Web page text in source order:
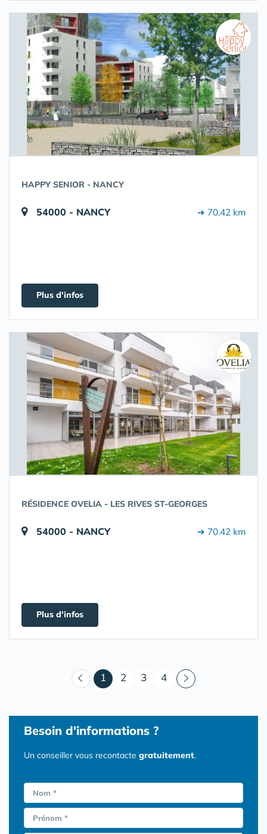
HAPPY SENIOR - NANCY
54000 - NANCY ➔ 70.42 km
Plus d'infos
RÉSIDENCE OVELIA - LES RIVES ST-GEORGES
54000 - NANCY ➔ 70.42 km
Plus d'infos
1 (courant)
2 3 4
Besoin d'informations ?
Un conseiller vous recontacte gratuitement.
Nom *
Prénom *